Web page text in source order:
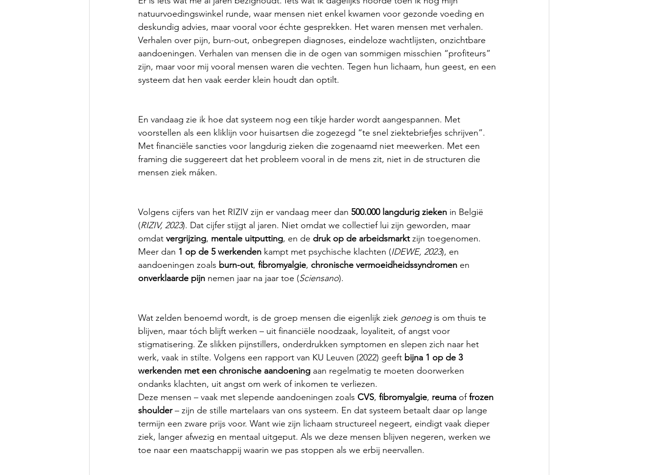
natuurvoedingswinkel runde, waar mensen niet enkel kwamen voor gezonde voeding en
deskundig advies, maar vooral voor échte gesprekken. Het waren mensen met verhalen.
Verhalen over pijn, burn-out, onbegrepen diagnoses, eindeloze wachtlijsten, onzichtbare
aandoeningen. Verhalen van mensen die in de ogen van sommigen misschien “profiteurs”
zijn, maar voor mij vooral mensen waren die vechten. Tegen hun lichaam, hun geest, en een
systeem dat hen vaak eerder klein houdt dan optilt.
En vandaag zie ik hoe dat systeem nog een tikje harder wordt aangespannen. Met
voorstellen als een kliklijn voor huisartsen die zogezegd “te snel ziektebriefjes schrijven”.
Met financiële sancties voor langdurig zieken die zogenaamd niet meewerken. Met een
framing die suggereert dat het probleem vooral in de mens zit, niet in de structuren die
mensen ziek máken.
Volgens cijfers van het RIZIV zijn er vandaag meer dan 500.000 langdurig zieken in België
(RIZIV, 2023). Dat cijfer stijgt al jaren. Niet omdat we collectief lui zijn geworden, maar
omdat vergrijzing, mentale uitputting, en de druk op de arbeidsmarkt zijn toegenomen.
Meer dan 1 op de 5 werkenden kampt met psychische klachten (IDEWE, 2023), en
aandoeningen zoals burn-out, fibromyalgie, chronische vermoeidheidssyndromen en
onverklaarde pijn nemen jaar na jaar toe (Sciensano).
Wat zelden benoemd wordt, is de groep mensen die eigenlijk ziek genoeg is om thuis te
blijven, maar tóch blijft werken – uit financiële noodzaak, loyaliteit, of angst voor
stigmatisering. Ze slikken pijnstillers, onderdrukken symptomen en slepen zich naar het
werk, vaak in stilte. Volgens een rapport van KU Leuven (2022) geeft bijna 1 op de 3
werkenden met een chronische aandoening aan regelmatig te moeten doorwerken
ondanks klachten, uit angst om werk of inkomen te verliezen.
Deze mensen – vaak met slepende aandoeningen zoals CVS, fibromyalgie, reuma of frozen
shoulder – zijn de stille martelaars van ons systeem. En dat systeem betaalt daar op lange
termijn een zware prijs voor. Want wie zijn lichaam structureel negeert, eindigt vaak dieper
ziek, langer afwezig en mentaal uitgeput. Als we deze mensen blijven negeren, werken we
toe naar een maatschappij waarin we pas stoppen als we erbij neervallen.